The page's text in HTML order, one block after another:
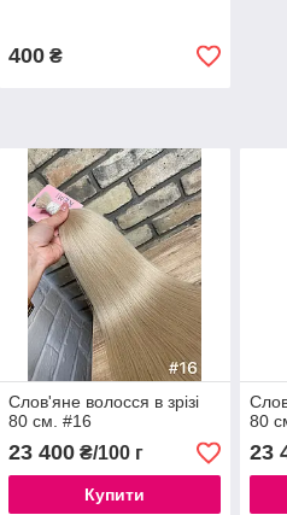
400₴
Слов'яне волосся в зрізі
80 см. #16
23 400₴/100 г
Купити
80
23